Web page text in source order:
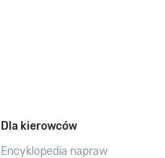
Dla kierowców
Encyklopedia napraw